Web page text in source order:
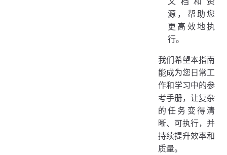
源，帮助您
更高效地执
行。
我们希望本指南
能成为您日常工
作和学习中的参
考手册，让复杂
的任务变得清
晰、可执行，并
持续提升效率和
质量。